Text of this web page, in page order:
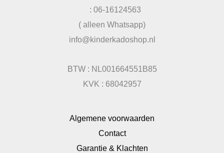
: 06-16124563
( alleen Whatsapp)
info@kinderkadoshop.nl
BTW : NL001664551B85
KVK : 68042957
Algemene voorwaarden
Contact
Garantie & Klachten